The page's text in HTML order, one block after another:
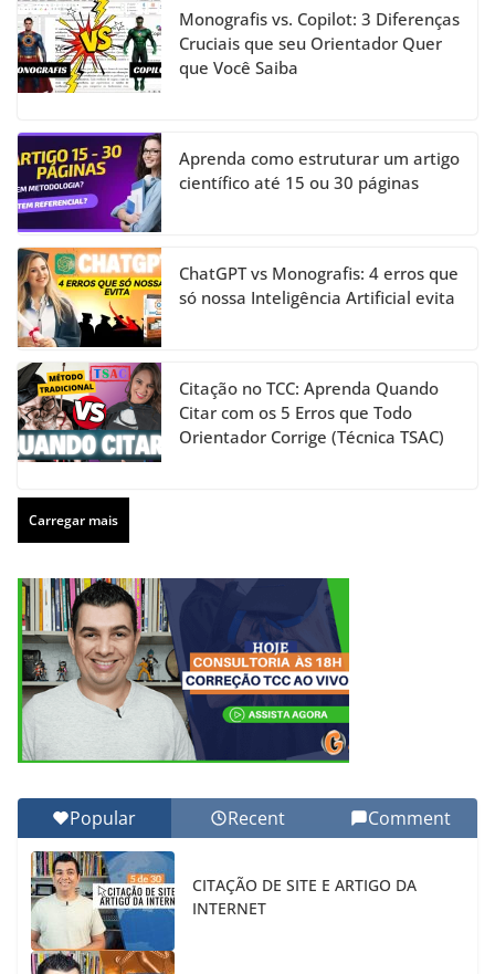
Monografis vs. Copilot: 3 Diferenças
Cruciais que seu Orientador Quer
que Você Saiba
Aprenda como estruturar um artigo
científico até 15 ou 30 páginas
ChatGPT vs Monografis: 4 erros que
só nossa Inteligência Artificial evita
Citação no TCC: Aprenda Quando
Citar com os 5 Erros que Todo
Orientador Corrige (Técnica TSAC)
Carregar mais
Popular Recent Comment
CITAÇÃO DE SITE E ARTIGO DA
INTERNET